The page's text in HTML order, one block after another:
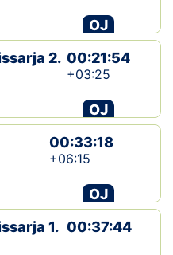
OJ
2. 00:21:54
+03:25
OJ
00:33:18
+06:15
OJ
1. 00:37:44